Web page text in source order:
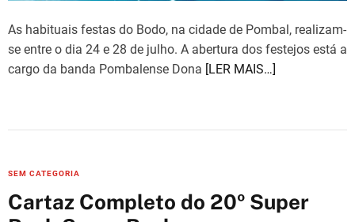
As habituais festas do Bodo, na cidade de Pombal, realizam-
se entre o dia 24 e 28 de julho. A abertura dos festejos está a
cargo da banda Pombalense Dona [LER MAIS…]
C
t
SEM CATEGORIA
Cartaz Completo do 20º Super